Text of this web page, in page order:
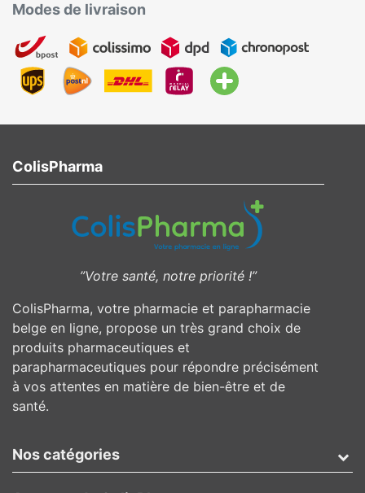
Modes de livraison
ColisPharma
”Votre santé, notre priorité !”
ColisPharma, votre pharmacie et parapharmacie
belge en ligne, propose un très grand choix de
produits pharmaceutiques et
parapharmaceutiques pour répondre précisément
à vos attentes en matière de bien-être et de
santé.
Nos catégories